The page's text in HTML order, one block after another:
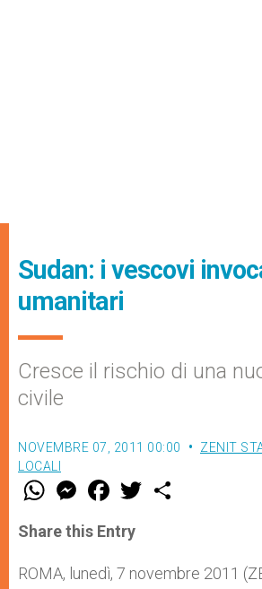
Sudan: i vescovi
umanitari
Cresce il rischio di una
civile
NOVEMBRE 07, 2011 00:00 ZENIT
LOCALI
W
t
s
p
p
M
e
s
e
g
e
F
a
e
b
o
k
w
r
Share this Entry
ROMA, lunedì, 7 novembre 2011